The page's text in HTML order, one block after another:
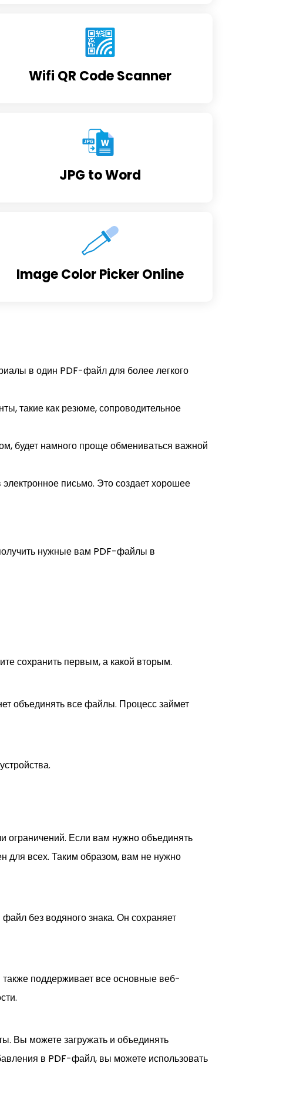
Wifi QR Code Scanner
JPG to Word
Image Color Picker Online
в один PDF-файл для более легкого
такие как резюме, сопроводительное
будет намного проще обмениваться важной
письмо. Это создает хорошее
нужные вам PDF-файлы в
сохранить первым, а какой вторым.
объединять все файлы. Процесс займет
ограничений. Если вам нужно объединять
для всех. Таким образом, вам не нужно
без водяного знака. Он сохраняет
поддерживает все основные веб-
Вы можете загружать и объединять
в PDF-файл, вы можете использовать